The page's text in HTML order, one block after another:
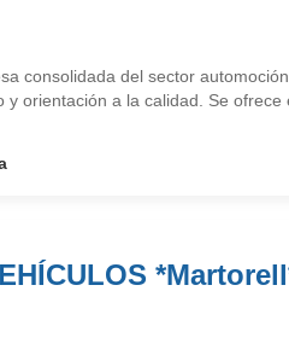
consolidada del sector
orientación a la calidad. Se